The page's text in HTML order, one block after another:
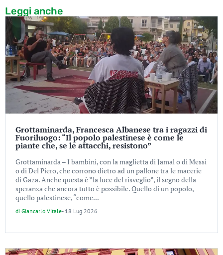
Leggi anche
Grottaminarda, Francesca Albanese tra i ragazzi di
Fuoriluogo: “Il popolo palestinese è come le
piante che, se le attacchi, resistono”
Grottaminarda – I bambini, con la maglietta di Jamal o di Messi
o di Del Piero, che corrono dietro ad un pallone tra le macerie
di Gaza. Anche questa è ”la luce del risveglio”, il segno della
speranza che ancora tutto è possibile. Quello di un popolo,
quello palestinese, “come...
di Giancarlo Vitale- 18 Lug 2026